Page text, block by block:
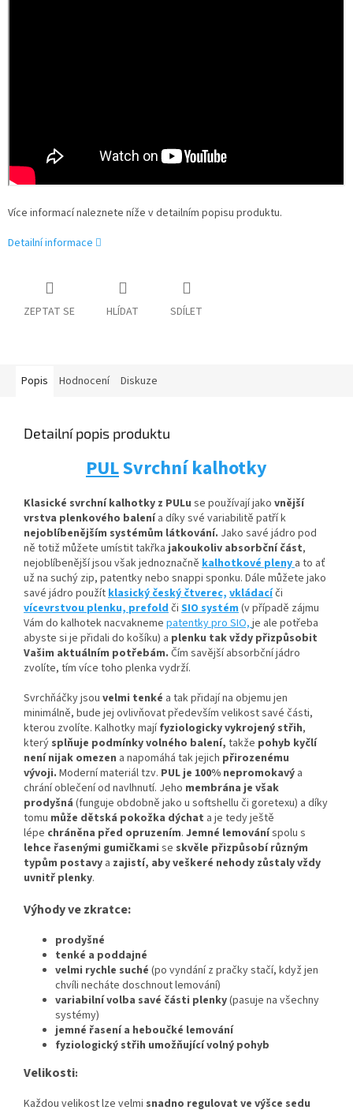
Více informací naleznete níže v detailním popisu produktu.
Detailní informace
ZEPTAT SE HLÍDAT SDÍLET
Popis Hodnocení Diskuze
Detailní popis produktu
PULSvrchní kalhotky
Klasické svrchní kalhotky z PULu se používají jako vnější
vrstva plenkového balenía díky své variabilitě patří k
nejoblíbenějším systémům látkování. Jako savé jádro pod
ně totiž můžete umístittakřkajakoukoliv absorbčníčást,
nejoblíbenější jsou však jednoznačně kalhotkové pleny a to ať
už na suchý zip, patentky nebo snappi sponku. Dále můžete jako
savé jádro použítklasický český čtverec, vkládacíči
vícevrstvou plenku,prefoldči SIO systém(v případě zájmu
Vám do kalhotek nacvakneme patentky pro SIO,je ale potřeba
abyste si je přidali do košíku) a plenku tak vždy přizpůsobit
Vašim aktuálním potřebám. Čím savější absorbční jádro
zvolíte, tím více toho plenka vydrží.
Svrchňáčky jsou velmi tenké a tak přidají na objemu jen
minimálně, bude jej ovlivňovat především velikost savé části,
kterou zvolíte. Kalhotky majífyziologicky vykrojený střih,
který splňuje podmínky volného balení, takže pohyb kyčlí
není nijak omezen a napomáhá tak jejich přirozenému
vývoji. Moderní materiál tzv. PUL je 100% nepromokavý a
chrání oblečení od navlhnutí. Jeho membrána je však
prodyšná (funguje obdobně jako u softshellu či goretexu) a díky
tomu může dětská pokožka dýchat a je tedy ještě
lépe chráněna před opruzením. Jemné lemováníspolu s
lehce řasenými gumičkami se skvěle přizpůsobí různým
typům postavy a zajistí, aby veškeré nehody zůstaly vždy
uvnitř plenky.
Výhody ve zkratce:
prodyšné
tenké a poddajné
velmi rychle suché (po vyndání z pračky stačí, když jen
chvíli necháte doschnout lemování)
variabilní volba savé části plenky(pasuje na všechny
systémy)
jemné řasení a heboučké lemování
fyziologický střih umožňující volný pohyb
Velikosti:
Každou velikost lze velmi snadno regulovat ve výšce sedu